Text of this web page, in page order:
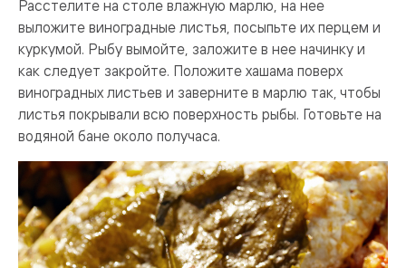
Расстелите на столе влажную марлю, на нее
выложите виноградные листья, посыпьте их перцем и
куркумой. Рыбу вымойте, заложите в нее начинку и
как следует закройте. Положите хашама поверх
виноградных листьев и заверните в марлю так, чтобы
листья покрывали всю поверхность рыбы. Готовьте на
водяной бане около получаса.